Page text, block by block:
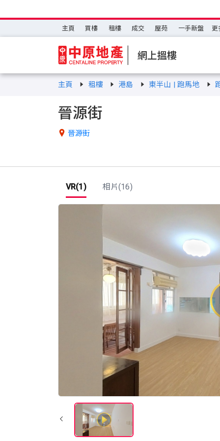
主頁 買樓 租樓 成交 屋苑 一手新盤 更
網上搵樓
主頁 租樓 港島 東半山 | 跑馬地
晉源街
 晉源街
VR(1) 相片(16)